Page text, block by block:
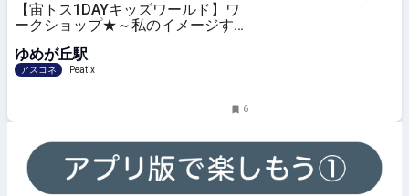
【宙トス1DAYキッズワールド】ワ
ークショップ★～私のイメージする
宙人！』
ゆめが丘駅
アスコネ Peatix
6